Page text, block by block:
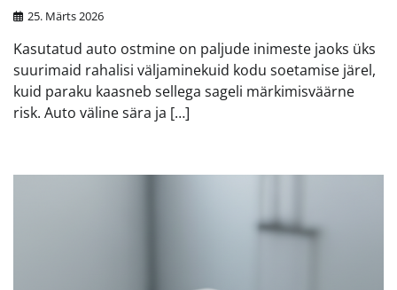
25. Märts 2026
Kasutatud auto ostmine on paljude inimeste jaoks üks
suurimaid rahalisi väljaminekuid kodu soetamise järel,
kuid paraku kaasneb sellega sageli märkimisväärne
risk. Auto väline sära ja […]